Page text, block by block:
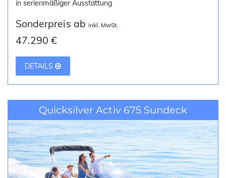
in serienmäßiger Ausstattung
Sonderpreis ab inkl. MwSt.
47.290 €
DETAILS
Quicksilver Activ 675 Sundeck